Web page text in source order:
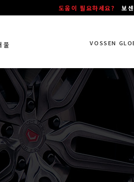
도움이 필요하세요?보
물 VOSSEN